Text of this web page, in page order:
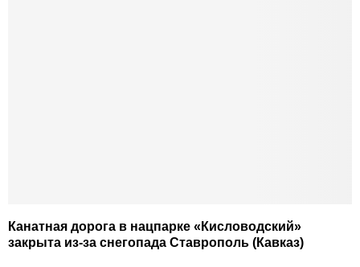
Канатная дорога в нацпарке «Кисловодский»
закрыта из-за снегопада Ставрополь (Кавказ)